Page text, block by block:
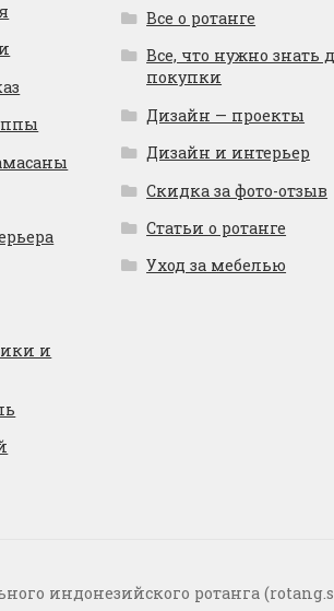
и
Все о ротанге
Все, что нужно знать
покупки
Дизайн — проекты
Дизайн и интерьер
Скидка за фото-отзыв
Статьи о ротанге
Уход за мебелью
индонезийского ротанга